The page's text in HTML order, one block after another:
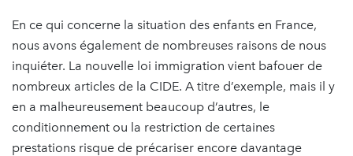
En ce qui concerne la situation des enfants en France,
nous avons également de nombreuses raisons de nous
inquiéter. La nouvelle loi immigration vient bafouer de
nombreux articles de la CIDE. A titre d’exemple, mais il y
en a malheureusement beaucoup d’autres, le
conditionnement ou la restriction de certaines
prestations risque de précariser encore davantage